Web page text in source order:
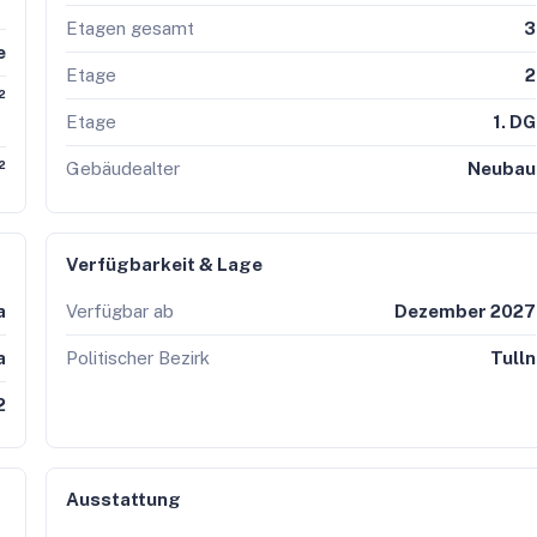
Sie sich anClaudia Friesinger
gegenüber dem Eigentümer können Anfragen nur mit
Etagen gesamt 3
Etage 2
Etage 1. DG
Gebäudealter Neubau
Verfügbarkeit & Lage
Verfügbar ab Dezember 2027
Politischer Bezirk Tulln
Ausstattung